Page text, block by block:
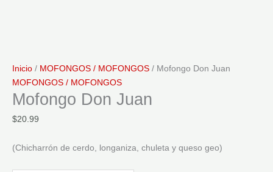
Inicio / MOFONGOS / MOFONGOS / Mofongo Don Juan
MOFONGOS / MOFONGOS
Mofongo Don Juan
$20.99
(Chicharrón de cerdo, longaniza, chuleta y queso geo)